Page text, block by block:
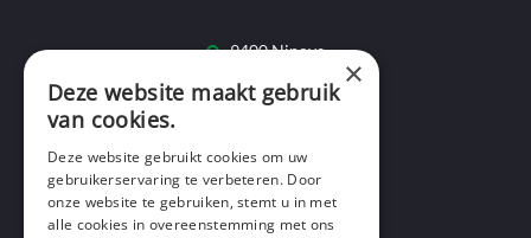
9400 Ninove
info@ninofmedia.tv
+32 495 69 32 72
×
Deze website maakt gebruik
van cookies.
Deze website gebruikt cookies om uw
gebruikerservaring te verbeteren. Door
onze website te gebruiken, stemt u in met
alle cookies in overeenstemming met ons